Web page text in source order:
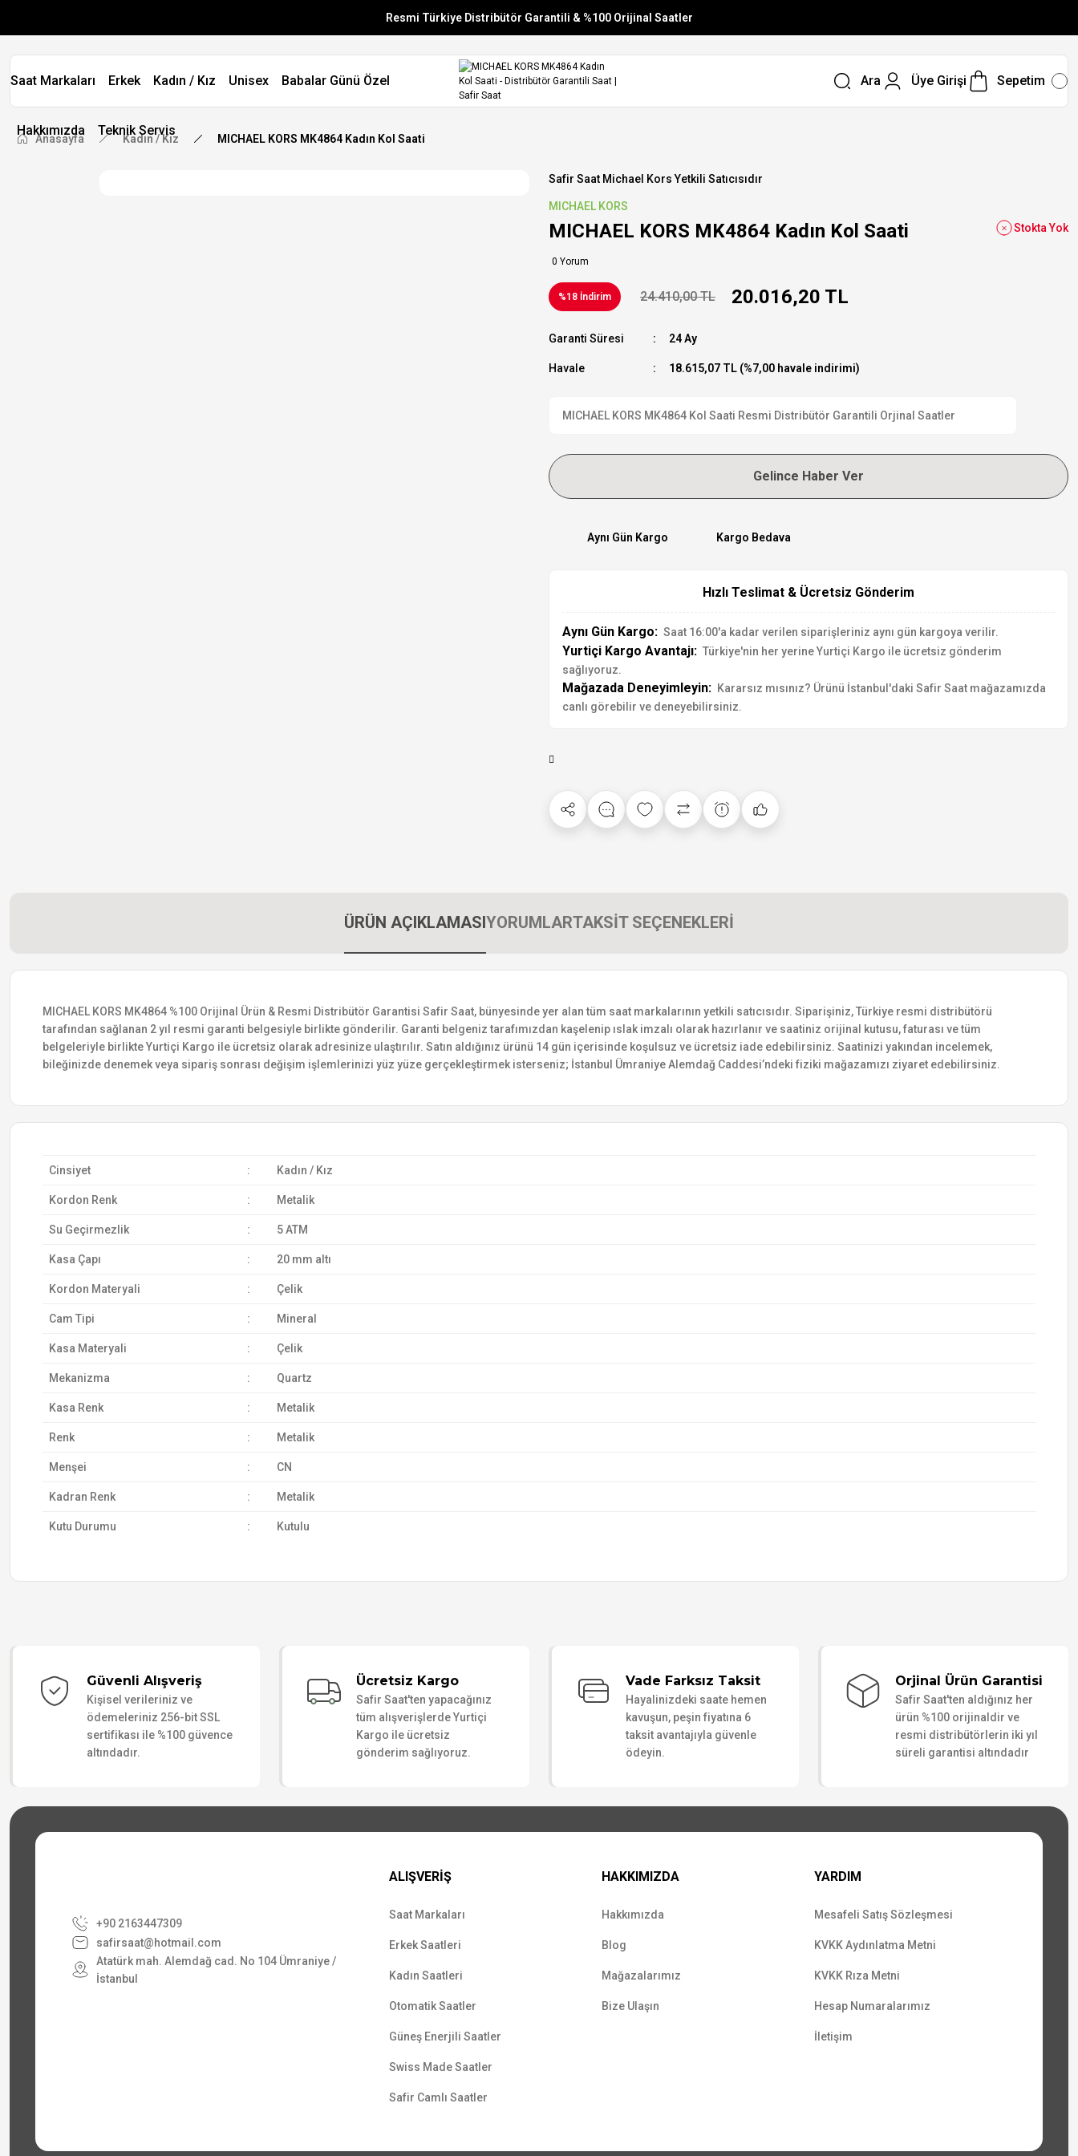
Resmi Türkiye Distribütör Garantili & %100 Orijinal Saatler
Vade Farksız 6 Taksit
Aynı Gün Stoktan Gönderim
Saat Markaları Erkek Kadın / Kız Unisex Babalar Günü Özel
Hakkımızda Teknik Servis
Ara Üye Girişi Sepetim
Anasayfa Kadın / Kız MICHAEL KORS MK4864 Kadın Kol Saati
Safir Saat Michael Kors Yetkili Satıcısıdır
MICHAEL KORS
MICHAEL KORS MK4864 Kadın Kol Saati
0 Yorum
Stokta Yok
%18 İndirim 24.410,00 TL 20.016,20 TL
Garanti Süresi 24 Ay
Havale 18.615,07 TL (%7,00 havale indirimi)
MICHAEL KORS MK4864 Kol Saati Resmi Distribütör Garantili Orjinal Saatler
Gelince Haber Ver
Aynı Gün Kargo Kargo Bedava
Hızlı Teslimat & Ücretsiz Gönderim
Aynı Gün Kargo: Saat 16:00'a kadar verilen siparişleriniz aynı gün kargoya verilir.
Yurtiçi Kargo Avantajı: Türkiye'nin her yerine Yurtiçi Kargo ile ücretsiz gönderim
sağlıyoruz.
Mağazada Deneyimleyin: Kararsız mısınız? Ürünü İstanbul'daki Safir Saat mağazamızda
canlı görebilir ve deneyebilirsiniz.
ÜRÜN AÇIKLAMASIYORUMLARTAKSİT SEÇENEKLERİ
MICHAEL KORS MK4864 %100 Orijinal Ürün & Resmi Distribütör Garantisi Safir Saat, bünyesinde yer alan tüm saat markalarının yetkili satıcısıdır. Siparişiniz, Türkiye resmi distribütörü
tarafından sağlanan 2 yıl resmi garanti belgesiyle birlikte gönderilir. Garanti belgeniz tarafımızdan kaşelenip ıslak imzalı olarak hazırlanır ve saatiniz orijinal kutusu, faturası ve tüm
belgeleriyle birlikte Yurtiçi Kargo ile ücretsiz olarak adresinize ulaştırılır. Satın aldığınız ürünü 14 gün içerisinde koşulsuz ve ücretsiz iade edebilirsiniz. Saatinizi yakından incelemek,
bileğinizde denemek veya sipariş sonrası değişim işlemlerinizi yüz yüze gerçekleştirmek isterseniz; İstanbul Ümraniye Alemdağ Caddesi’ndeki fiziki mağazamızı ziyaret edebilirsiniz.
Cinsiyet : Kadın / Kız
Kordon Renk : Metalik
Su Geçirmezlik : 5 ATM
Kasa Çapı : 20 mm altı
Kordon Materyali : Çelik
Cam Tipi : Mineral
Kasa Materyali : Çelik
Mekanizma : Quartz
Kasa Renk : Metalik
Renk : Metalik
Menşei : CN
Kadran Renk : Metalik
Kutu Durumu : Kutulu
Güvenli Alışveriş
Kişisel verileriniz ve
ödemeleriniz 256-bit SSL
sertifikası ile %100 güvence
altındadır.
Ücretsiz Kargo
Safir Saat'ten yapacağınız
tüm alışverişlerde Yurtiçi
Kargo ile ücretsiz
gönderim sağlıyoruz.
Vade Farksız Taksit
Hayalinizdeki saate hemen
kavuşun, peşin fiyatına 6
taksit avantajıyla güvenle
ödeyin.
Orjinal Ürün Garantisi
Safir Saat'ten aldığınız her
ürün %100 orijinaldir ve
resmi distribütörlerin iki yıl
süreli garantisi altındadır
+90 2163447309
safirsaat@hotmail.com
Atatürk mah. Alemdağ cad. No 104 Ümraniye /
İstanbul
ALIŞVERİŞ
Saat Markaları
Erkek Saatleri
Kadın Saatleri
Otomatik Saatler
Güneş Enerjili Saatler
Swiss Made Saatler
Safir Camlı Saatler
HAKKIMIZDA
Hakkımızda
Blog
Mağazalarımız
Bize Ulaşın
YARDIM
Mesafeli Satış Sözleşmesi
KVKK Aydınlatma Metni
KVKK Rıza Metni
Hesap Numaralarımız
İletişim